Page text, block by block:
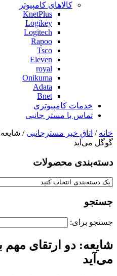
کالاهای کامپیوتر
KnetPlus
Logikey
Logitech
Rapoo
Tsco
Eleven
royal
Onikuma
Adata
Bnet
خدمات کامپیوتری
تماس با مستر جانبی
خانه / اتاق خبر مسترجانبی
گوگل می‌آید
دسته‌بندی‌ محصولات
جستجو
جستجو برای:
می‌آید